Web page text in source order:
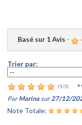
Basé sur 1Avis -
Trier par:
(5/5)
ParMarinasur27/12/
Note Totale: